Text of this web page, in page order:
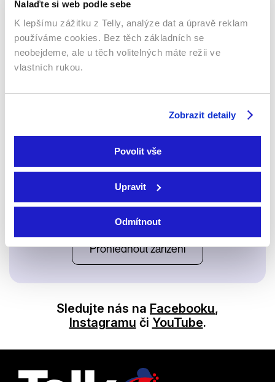
Nalaďte si web podle sebe
K lepšímu zážitku z Telly, analýze dat a úpravě reklam
používáme cookies. Bez těch základních se
neobejdeme, ale u těch volitelných máte režii ve
vlastních rukou.
Zobrazit detaily
Povolit vše
Upravit
Odmítnout
Satelit
Prohlédnout zařízení
Sledujte nás na Facebooku,
Instagramu či YouTube.